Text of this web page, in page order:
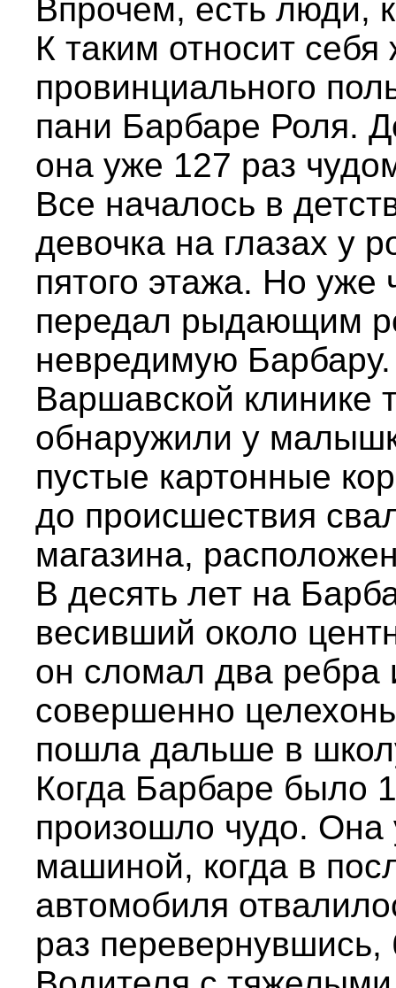
Впрочем, есть люди,
К таким относит
провинциального
пани Барбаре Роля.
она уже 127 раз
Все началось в
девочка на глазах у
пятого этажа. Но уже
передал рыдающим
невредимую
Варшавской клинике
обнаружили у
пустые картонные
до происшествия
магазина,
В десять лет на
весивший около
он сломал два ребра
совершенно
пошла дальше в
Когда Барбаре было
произошло чудо. Она
машиной, когда в
автомобиля
раз